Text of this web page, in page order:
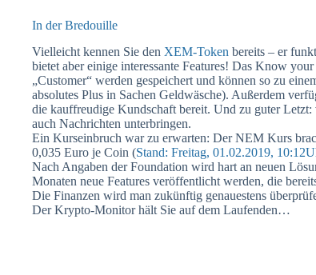
In der Bredouille
Vielleicht kennen Sie den XEM-Token bereits – er
bietet aber einige interessante Features! Das Know
„Customer“ werden gespeichert und können so zu
absolutes Plus in Sachen Geldwäsche). Außerdem
die kauffreudige Kundschaft bereit. Und zu guter Letzt:
auch Nachrichten unterbringen.
Ein Kurseinbruch war zu erwarten: Der NEM Kurs
0,035 Euro je Coin (Stand: Freitag, 01.02.2019,
Nach Angaben der Foundation wird hart an neuen
Monaten neue Features veröffentlicht werden, die
Die Finanzen wird man zukünftig genauestens
Der Krypto-Monitor hält Sie auf dem Laufenden…